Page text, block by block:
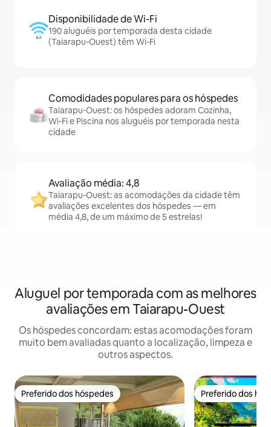
Disponibilidade de Wi-Fi
190 aluguéis por temporada desta cidade
(Taiarapu-Ouest) têm Wi-Fi
Comodidades populares para os hóspedes
Taiarapu-Ouest: os hóspedes adoram Cozinha,
Wi-Fi e Piscina nos aluguéis por temporada nesta
cidade
Avaliação média: 4,8
Taiarapu-Ouest: as acomodações da cidade têm
avaliações excelentes dos hóspedes — em
média 4,8, de um máximo de 5 estrelas!
Aluguel por temporada com as melhores
avaliações em Taiarapu-Ouest
Os hóspedes concordam: estas acomodações foram
muito bem avaliadas quanto a localização, limpeza e
outros aspectos.
Preferido dos hóspedes
Preferido dos hóspedes Preferido dos
Preferido dos